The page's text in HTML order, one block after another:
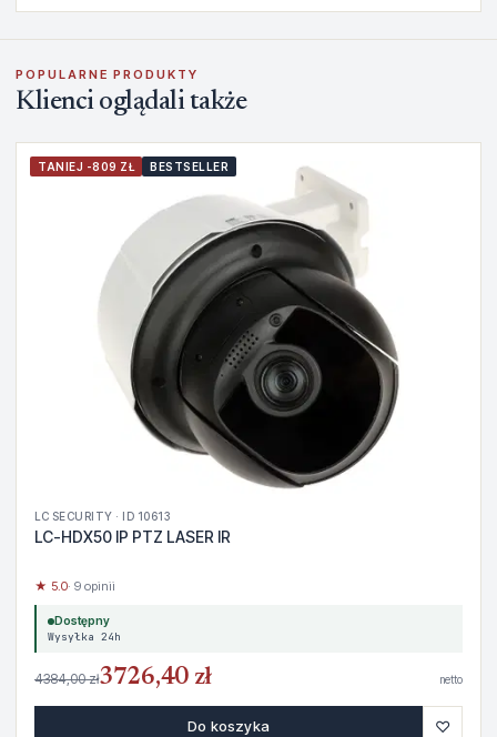
POPULARNE PRODUKTY
Klienci oglądali także
TANIEJ -809 ZŁ BESTSELLER
LC SECURITY · ID 10613
LC-HDX50 IP PTZ LASER IR
★ 5.0· 9 opinii
Dostępny
Wysyłka 24h
4384,00 zł3726,40 zł netto
Do koszyka ♡